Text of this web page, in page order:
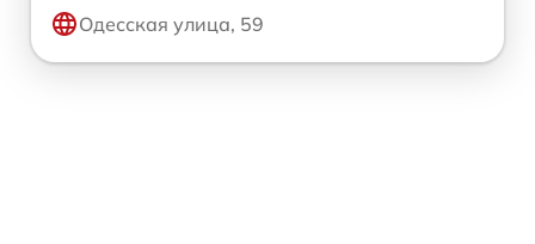
Одесская улица, 59